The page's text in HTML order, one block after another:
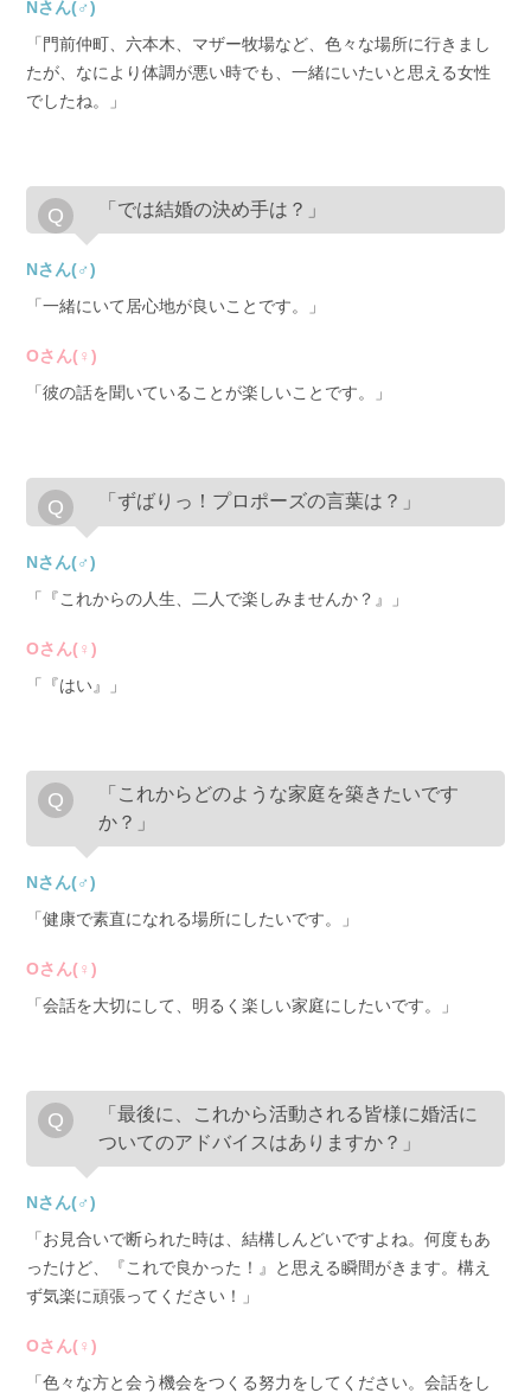
Nさん(♂)
「門前仲町、六本木、マザー牧場など、色々な場所に行きまし
たが、なにより体調が悪い時でも、一緒にいたいと思える女性
でしたね。」
「では結婚の決め手は？」
Nさん(♂)
「一緒にいて居心地が良いことです。」
Oさん(♀)
「彼の話を聞いていることが楽しいことです。」
「ずばりっ！プロポーズの言葉は？」
Nさん(♂)
「『これからの人生、二人で楽しみませんか？』」
Oさん(♀)
「『はい』」
「これからどのような家庭を築きたいです
か？」
Nさん(♂)
「健康で素直になれる場所にしたいです。」
Oさん(♀)
「会話を大切にして、明るく楽しい家庭にしたいです。」
「最後に、これから活動される皆様に婚活に
ついてのアドバイスはありますか？」
Nさん(♂)
「お見合いで断られた時は、結構しんどいですよね。何度もあ
ったけど、『これで良かった！』と思える瞬間がきます。構え
ず気楽に頑張ってください！」
Oさん(♀)
「色々な方と会う機会をつくる努力をしてください。会話をし